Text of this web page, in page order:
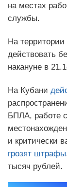
на местах
службы.
На территории
действовать
накануне в
На Кубани
БПЛА, работе
и критически
грозят штрафы
тысяч рублей.